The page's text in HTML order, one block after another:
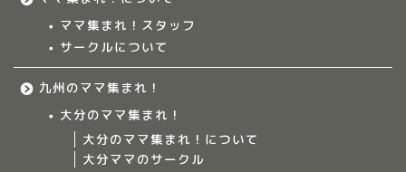
ママ集まれ！スタッフ
サークルについて
九州のママ集まれ！
大分のママ集まれ！
大分のママ集まれ！について
大分ママのサークル